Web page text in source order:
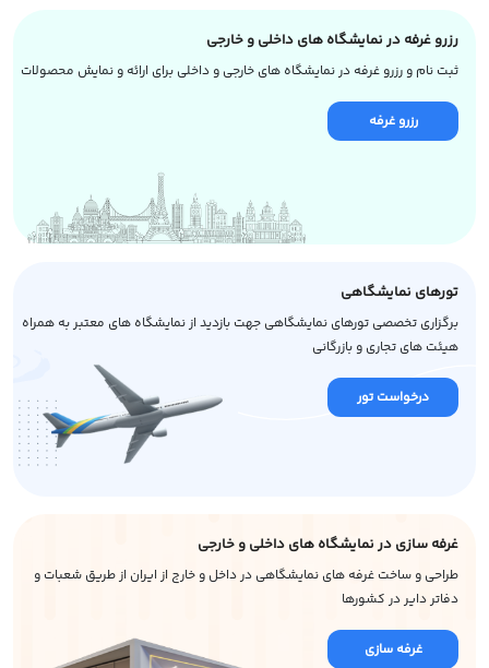
رزرو غرفه در نمایشگاه های داخلی و خارجی
ثبت نام و رزرو غرفه در نمایشگاه های خارجی و داخلی برای ارائه و نمایش محصولات
رزرو غرفه
تورهای نمایشگاهی
برگزاری تخصصی تورهای نمایشگاهی جهت بازدید از نمایشگاه های معتبر به همراه
هیئت های تجاری و بازرگانی
درخواست تور
غرفه سازی در نمایشگاه های داخلی و خارجی
طراحی و ساخت غرفه های نمایشگاهی در داخل و خارج از ایران از طریق شعبات و
دفاتر دایر در کشورها
غرفه سازی